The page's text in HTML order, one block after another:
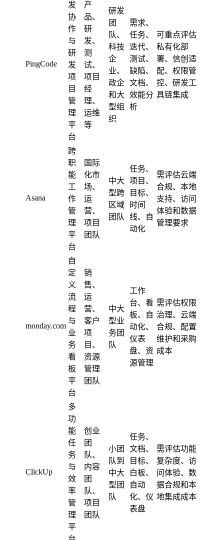
PingCode
发
协
作
与
研
发
项
目
管
理
平
台
产
品、
研
发、
测
试、
项目
经
理、
运维
等
研发
团
队、
科技
企
业、
政企
和大
型组
织
需求、
任务、
迭代、
测试、
缺陷、
文档、
效能分
析
可重点评估
私有化部
署、信创适
配、权限管
控、研发工
具链集成
Asana
跨
职
能
工
作
管
理
平
台
国际
化市
场、
运
营、
项目
团队
中大
型跨
区域
团队
任务、
项目、
目标、
时间
线、自
动化
需评估云端
合规、本地
支持、访问
体验和数据
管理要求
monday.com
自
定
义
流
程
与
业
务
看
板
平
台
销
售、
运
营、
客户
项
目、
资源
管理
团队
中大
型业
务团
队
工作
台、看
板、自
动化、
仪表
盘、资
源管理
需评估权限
治理、云端
合规、配置
维护和采购
成本
ClickUp
多
功
能
任
务
与
效
率
管
理
平
创业
团
队、
内容
团
队、
项目
团队
小团
队到
中大
型团
队
任务、
文档、
目标、
白板、
自动
化、仪
表盘
需评估功能
复杂度、访
问体验、数
据合规和本
地集成成本